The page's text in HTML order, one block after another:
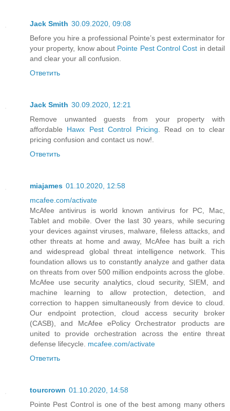
Jack Smith 30.09.2020, 09:08
Before you hire a professional Pointe’s pest exterminator for
your property, know about Pointe Pest Control Cost in detail
and clear your all confusion.
Ответить
Jack Smith 30.09.2020, 12:21
Remove unwanted guests from your property with
affordable Hawx Pest Control Pricing. Read on to clear
pricing confusion and contact us now!.
Ответить
miajames 01.10.2020, 12:58
mcafee.com/activate
McAfee antivirus is world known antivirus for PC, Mac,
Tablet and mobile. Over the last 30 years, while securing
your devices against viruses, malware, fileless attacks, and
other threats at home and away, McAfee has built a rich
and widespread global threat intelligence network. This
foundation allows us to constantly analyze and gather data
on threats from over 500 million endpoints across the globe.
McAfee use security analytics, cloud security, SIEM, and
machine learning to allow protection, detection, and
correction to happen simultaneously from device to cloud.
Our endpoint protection, cloud access security broker
(CASB), and McAfee ePolicy Orchestrator products are
united to provide orchestration across the entire threat
defense lifecycle. mcafee.com/activate
Ответить
tourcrown 01.10.2020, 14:58
Pointe Pest Control is one of the best among many others